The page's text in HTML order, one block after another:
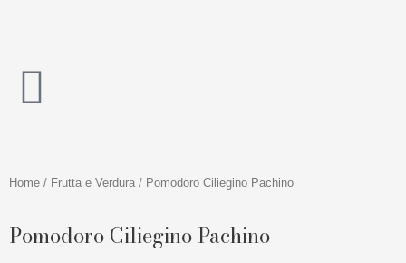
Home / Frutta e Verdura / Pomodoro Ciliegino Pachino
Pomodoro Ciliegino Pachino